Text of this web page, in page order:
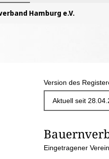
Hamburg e.V.
Version des
S
Eingetragener